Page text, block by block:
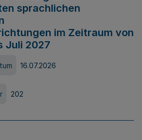
sprachlichen
im Zeitraum von
Juli 2027
16.07.2026
202